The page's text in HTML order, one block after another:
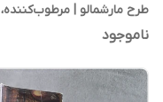
طرح مارشمالو | مرطوب‌کننده،
جذب سریع و سبک
ناموجود